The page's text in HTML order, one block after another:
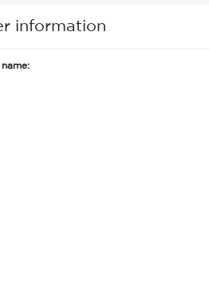
information